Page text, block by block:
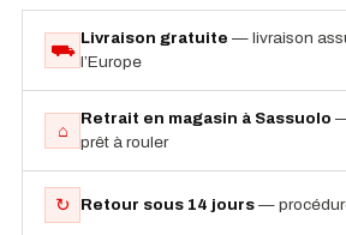
⛟
Livraison gratuite — livraison
l’Europe
⌂
Retrait en magasin à Sassuolo
prêt à rouler
↻ Retour sous 14 jours —